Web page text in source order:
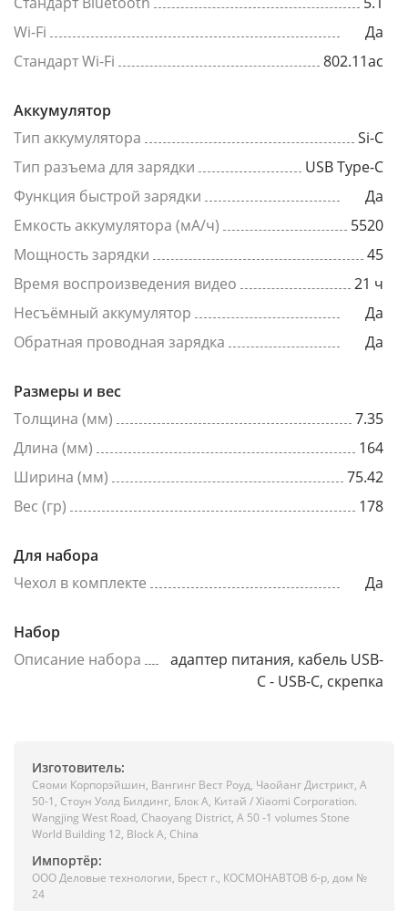
Wi-Fi
Да
Стандарт Wi-Fi
802.11ac
Аккумулятор
Тип аккумулятора
Si-C
Тип разъема для зарядки
USB Type-C
Функция быстрой зарядки
Да
Емкость аккумулятора (мА/ч)
5520
Мощность зарядки
45
Время воспроизведения видео
21 ч
Несъёмный аккумулятор
Да
Обратная проводная зарядка
Да
Размеры и вес
Толщина (мм)
7.35
Длина (мм)
164
Ширина (мм)
75.42
Вес (гр)
178
Для набора
Чехол в комплекте
Да
Набор
Описание набора
адаптер питания, кабель USB-
C - USB-C, скрепка
Изготовитель:
Сяоми Корпорэйшин, Вангинг Вест Роуд, Чаойанг Дистрикт, А
50-1, Стоун Уолд Билдинг, Блок А, Китай / Xiaomi Corporation.
Wangjing West Road, Chaoyang District, A 50 -1 volumes Stone
World Building 12, Block A, China
Импортёр:
ООО Деловые технологии, Брест г., КОСМОНАВТОВ б-р, дом №
24